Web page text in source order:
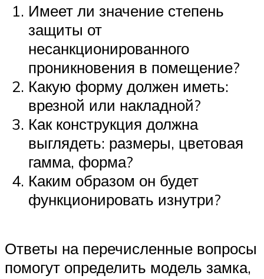
Имеет ли значение степень
защиты от
несанкционированного
проникновения в помещение?
Какую форму должен иметь:
врезной или накладной?
Как конструкция должна
выглядеть: размеры, цветовая
гамма, форма?
Каким образом он будет
функционировать изнутри?
Ответы на перечисленные вопросы
помогут определить модель замка,